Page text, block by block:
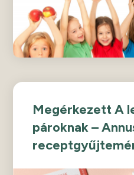
Megérkezett A
pároknak –